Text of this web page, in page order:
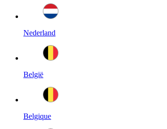
Nederland
België
Belgique